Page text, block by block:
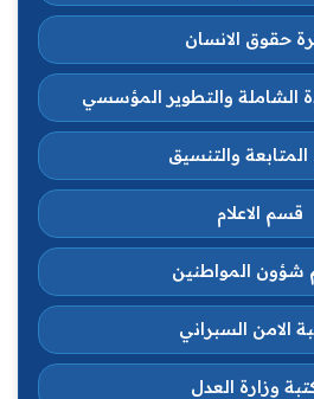
حقوق الانسان
الشاملة والتطوير المؤسسي
والتنسيق
قسم الاعلام
المواطنين
الامن السبراني
وزارة العدل